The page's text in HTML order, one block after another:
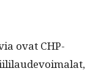
ovat CHP-